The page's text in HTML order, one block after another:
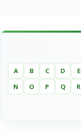
A B C D E
N
O P Q R